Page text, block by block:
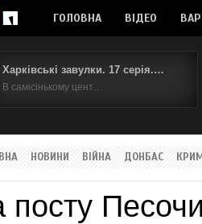
ГОЛОВНА ВІДЕО
Харківські завулки. 17 серія.…
В самісінькому цент…
НОВИНИ ВІЙНА ДОНБАС
посту